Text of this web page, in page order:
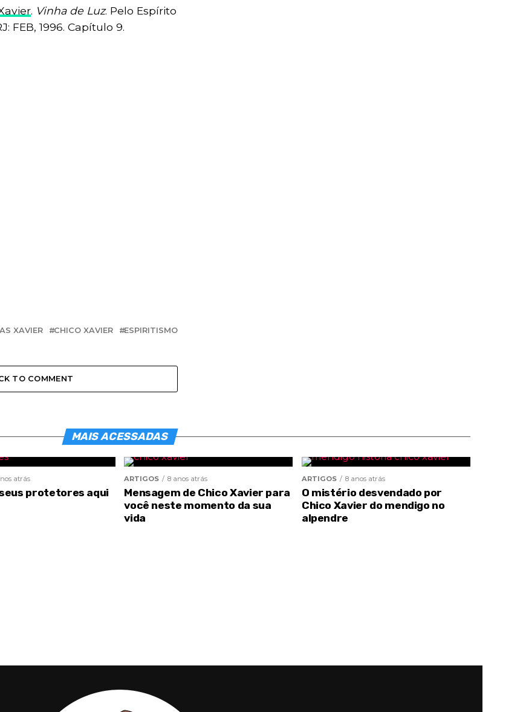
. Vinha de Luz. Pelo Espírito
FEB, 1996. Capítulo 9.
XAVIER CHICO XAVIER
ESPIRITISMO
TO COMMENT
MAIS ACESSADAS
atrás
protetores aqui
ARTIGOS 8 anos atrás
Mensagem de Chico Xavier para
você neste momento da sua
vida
ARTIGOS 8 anos atrás
O mistério desvendado por
Chico Xavier do mendigo no
alpendre